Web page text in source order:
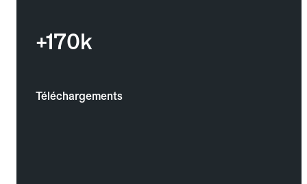
+170k
Téléchargements